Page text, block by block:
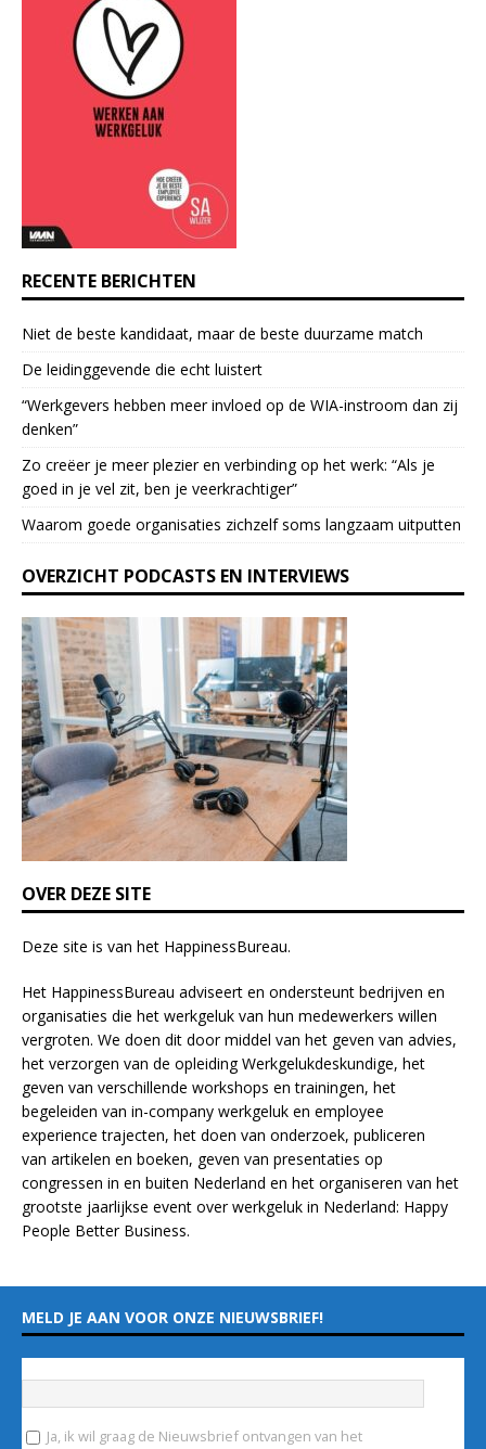
.
l
e
a
s
e
l
a
v
t
h
i
s
f
i
e
l
d
b
l
a
n
k
.
RECENTE BERICHTEN
Niet de beste kandidaat, maar de beste duurzame match
De leidinggevende die echt luistert
“Werkgevers hebben meer invloed op de WIA-instroom dan zij
denken”
Zo creëer je meer plezier en verbinding op het werk: “Als je
goed in je vel zit, ben je veerkrach­tiger”
Waarom goede organisaties zichzelf soms langzaam uitputten
OVERZICHT PODCASTS EN INTERVIEWS
OVER DEZE SITE
Deze site is van het HappinessBureau.
Het HappinessBureau adviseert en ondersteunt bedrijven en
organisaties die het werkgeluk van hun medewerkers willen
vergroten. We doen dit door middel van het geven van advies,
het verzorgen van de opleidingWerkgelukdeskundige, het
geven van verschillende workshops en trainingen, het
begeleiden van in-company werkgeluk en employee
experiencetrajecten, het doen van onderzoek, publiceren
van artikelen en boeken, geven van presentaties op
congressen in en buiten Nederland en het organiseren van het
grootste jaarlijkse event over werkgeluk in Nederland: Happy
People Better Business.
MELD JE AAN VOOR ONZE NIEUWSBRIEF!
Ja, ik wil graag de Nieuwsbrief ontvangen van het